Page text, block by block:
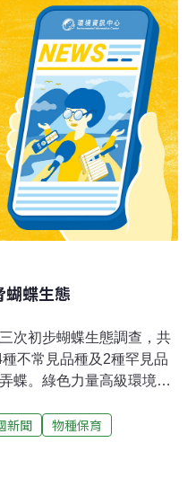
、小型經濟，以純樸、漁
觀光模式？還是財團進駐
抓的一條鞭模式？最後，
怎樣使用？是維持現行每
還是以BOT蓋昂貴飯店，
國庫？（目前沙瑪基經營
租金；而規劃中的BOT案，
蝴蝶生態
次初步蝴蝶生態調查，共
不常見品種及2種罕見品
蝶。綠色力量高級環境事
地，連帶蝴蝶都會消失。
用地，以及要求改善區內
新聞
物種保育